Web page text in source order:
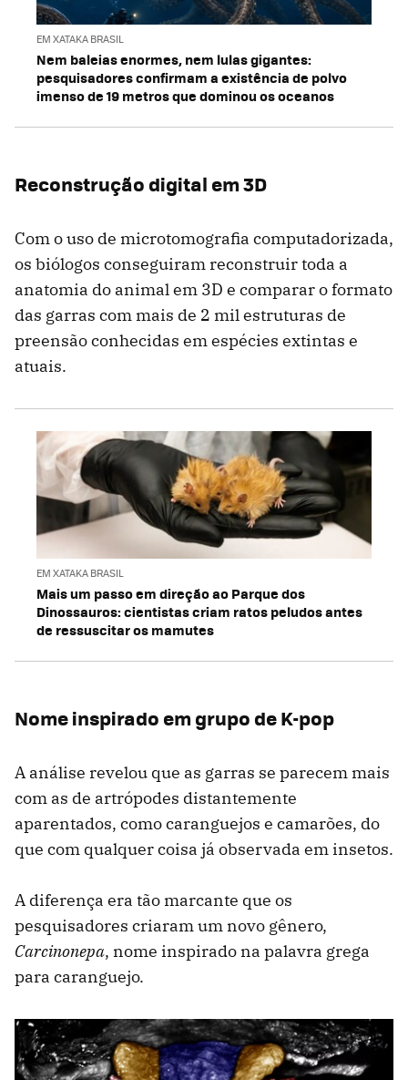
EM XATAKA BRASIL
Nem baleias enormes, nem lulas gigantes:
pesquisadores confirmam a existência de polvo
imenso de 19 metros que dominou os oceanos
Reconstrução digital em 3D
Com o uso de microtomografia computadorizada,
os biólogos conseguiram reconstruir toda a
anatomia do animal em 3D e comparar o formato
das garras com mais de 2 mil estruturas de
preensão conhecidas em espécies extintas e
atuais.
EM XATAKA BRASIL
Mais um passo em direção ao Parque dos
Dinossauros: cientistas criam ratos peludos antes
de ressuscitar os mamutes
Nome inspirado em grupo de K-pop
A análise revelou que as garras se parecem mais
com as de artrópodes distantemente
aparentados, como caranguejos e camarões, do
que com qualquer coisa já observada em insetos.
A diferença era tão marcante que os
pesquisadores criaram um novo gênero,
Carcinonepa, nome inspirado na palavra grega
para caranguejo.